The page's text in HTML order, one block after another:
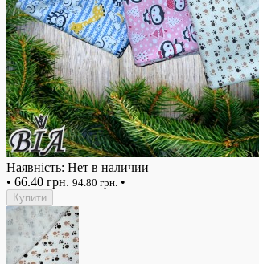
Наявність: Нет в наличии
• 66.40 грн. 94.80 грн. •
Купити